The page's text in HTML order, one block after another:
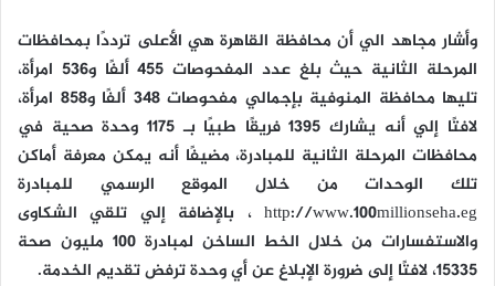
وأشار مجاهد الي أن محافظة القاهرة هي الأعلى ترددًا بمحافظات
المرحلة الثانية حيث بلغ عدد المفحوصات 455 ألفًا و536 امرأة،
تليها محافظة المنوفية بإجمالي مفحوصات 348 ألفًا و858 امرأة،
لافتًا إلي أنه يشارك 1395 فريقًا طبيًا بـ 1175 وحدة صحية في
محافظات المرحلة الثانية للمبادرة، مضيفًا أنه يمكن معرفة أماكن
تلك الوحدات من خلال الموقع الرسمي للمبادرة
http://www.100millionseha.eg ، بالإضافة إلي تلقي الشكاوى
والاستفسارات من خلال الخط الساخن لمبادرة 100 مليون صحة
15335، لافتًا إلى ضرورة الإبلاغ عن أي وحدة ترفض تقديم الخدمة.